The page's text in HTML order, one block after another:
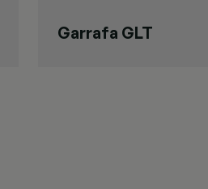
Garrafa GLT